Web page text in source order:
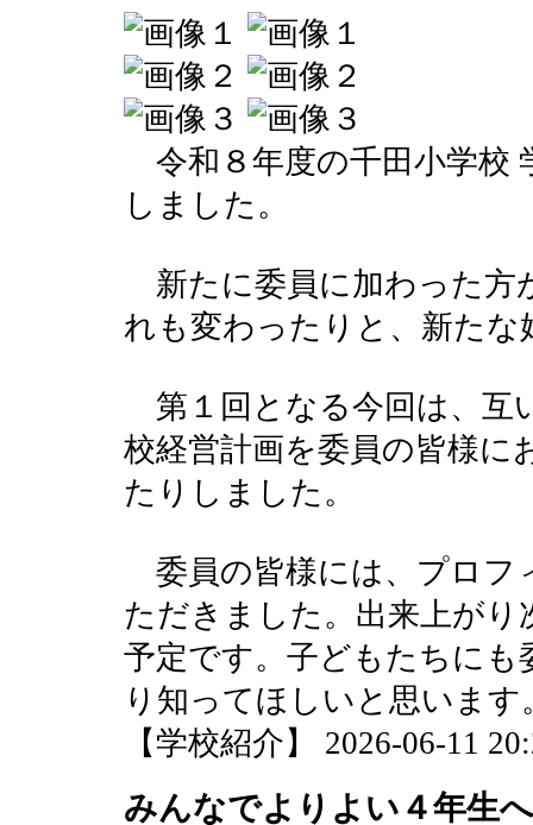
令和８年度の千田小学校
しました。
新たに委員に加わった方
れも変わったりと、新た
第１回となる今回は、互
校経営計画を委員の皆様に
たりしました。
委員の皆様には、プロフ
ただきました。出来上がり
予定です。子どもたちに
り知ってほしいと思います
【学校紹介】 2026-06-11
みんなでよりよい４年生